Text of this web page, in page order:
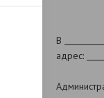
В
адрес: